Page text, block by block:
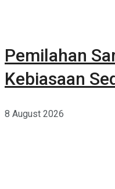
Pemilahan
Kebiasaan
8 August 2026